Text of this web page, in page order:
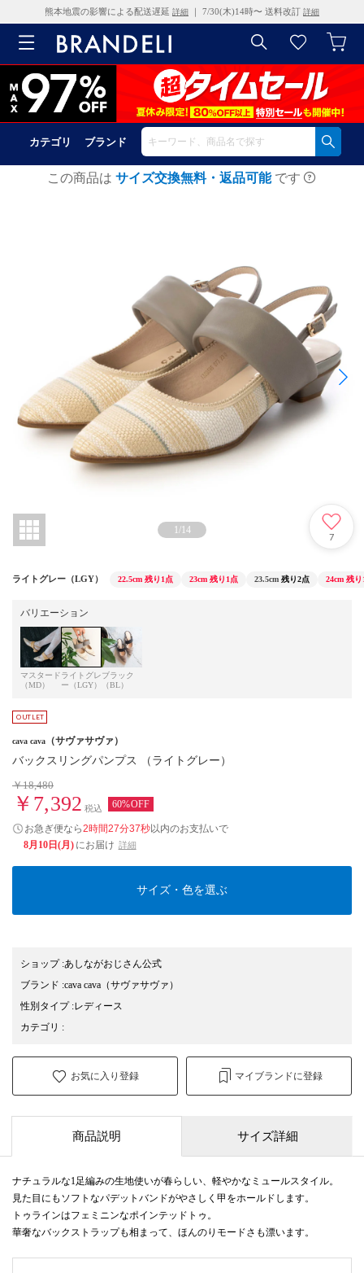
熊本地震の影響による配送遅延 詳細 ｜ 7/30(木)14時〜 送料改訂 詳細
カテゴリ ブランド
この商品は サイズ交換無料・返品可能 です
1/14
7
ライトグレー（LGY） 22.5cm 残り1点 23cm 残り1点 23.5cm 残り2点 24cm 残り
バリエーション
マスタード
（MD）
ライトグレ
ー（LGY）
ブラック
（BL）
cava cava （サヴァサヴァ）
バックスリングパンプス （ライトグレー）
￥18,480
￥7,392 税込 60%OFF
お急ぎ便なら2時間27分37秒以内のお支払いで
8月10日(月) にお届け 詳細
サイズ・色を選ぶ
ショップ:あしながおじさん公式
ブランド :cava cava （サヴァサヴァ）
性別タイプ:レディース
カテゴリ :
お気に入り登録 マイブランドに登録
商品説明 サイズ詳細
ナチュラルな1足編みの生地使いが春らしい、軽やかなミュールスタイル。
見た目にもソフトなパデットバンドがやさしく甲をホールドします。
トゥラインはフェミニンなポインテッドトゥ。
華奢なバックストラップも相まって、ほんのりモードさも漂います。